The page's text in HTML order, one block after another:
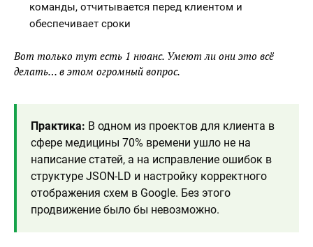
команды, отчитывается перед клиентом и
обеспечивает сроки
Вот только тут есть 1 нюанс. Умеют ли они это всё
делать… в этом огромный вопрос.
Практика: В одном из проектов для клиента в
сфере медицины 70% времени ушло не на
написание статей, а на исправление ошибок в
структуре JSON-LD и настройку корректного
отображения схем в Google. Без этого
продвижение было бы невозможно.